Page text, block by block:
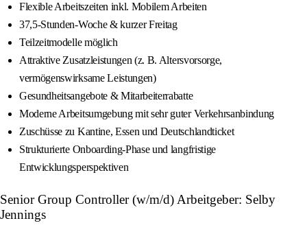
Flexible Arbeitszeiten inkl. Mobilem Arbeiten
37,5‑Stunden-Woche & kurzer Freitag
Teilzeitmodelle möglich
Attraktive Zusatzleistungen (z. B. Altersvorsorge,
vermögenswirksame Leistungen)
Gesundheitsangebote & Mitarbeiterrabatte
Moderne Arbeitsumgebung mit sehr guter Verkehrsanbindung
Zuschüsse zu Kantine, Essen und Deutschlandticket
Strukturierte Onboarding‑Phase und langfristige
Entwicklungsperspektiven
Senior Group Controller (w/m/d) Arbeitgeber: Selby
Jennings